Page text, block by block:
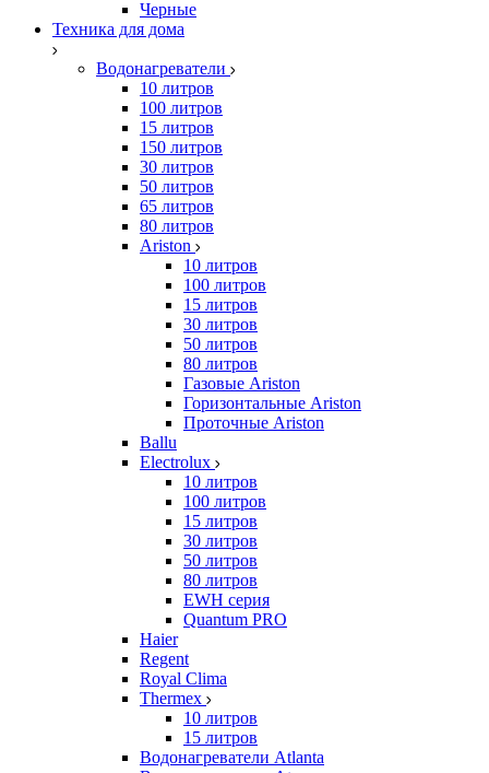
Черные
Техника для дома
Водонагреватели
10 литров
100 литров
15 литров
150 литров
30 литров
50 литров
65 литров
80 литров
Ariston
10 литров
100 литров
15 литров
30 литров
50 литров
80 литров
Газовые Ariston
Горизонтальные Ariston
Проточные Ariston
Ballu
Electrolux
10 литров
100 литров
15 литров
30 литров
50 литров
80 литров
EWH серия
Quantum PRO
Haier
Regent
Royal Clima
Thermex
10 литров
15 литров
Водонагреватели Atlanta